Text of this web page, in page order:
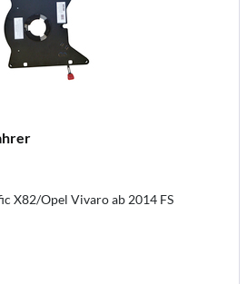
X82/Opel Vivaro ab 2014 FS